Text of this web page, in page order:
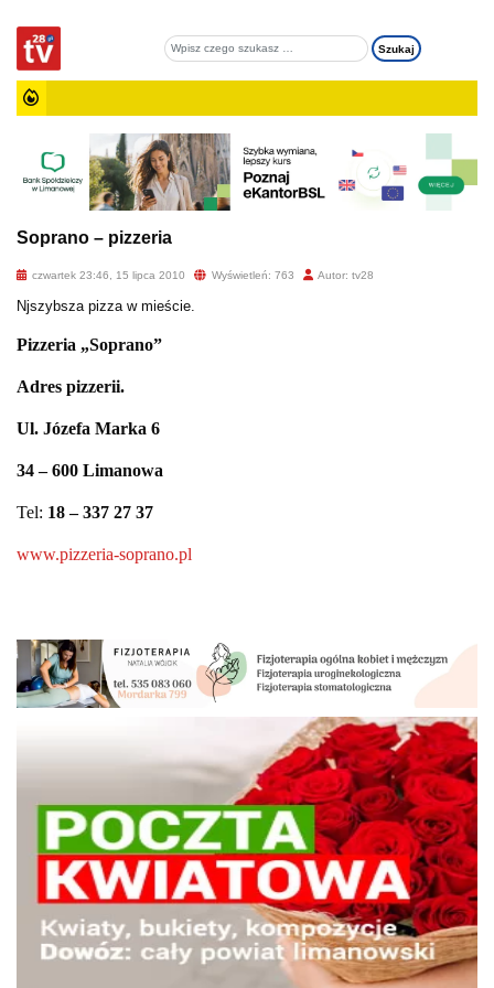
Soprano – pizzeria
czwartek 23:46, 15 lipca 2010 Wyświetleń: 763 Autor: tv28
Njszybsza pizza w mieście.
Pizzeria „Soprano”
Adres pizzerii.
Ul. Józefa Marka 6
34 – 600 Limanowa
Tel: 18 – 337 27 37
www.pizzeria-soprano.pl